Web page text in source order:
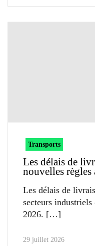
Transports
Les délais de
nouvelles
Les délais de
secteurs industriels
2026.
29 juillet 2026